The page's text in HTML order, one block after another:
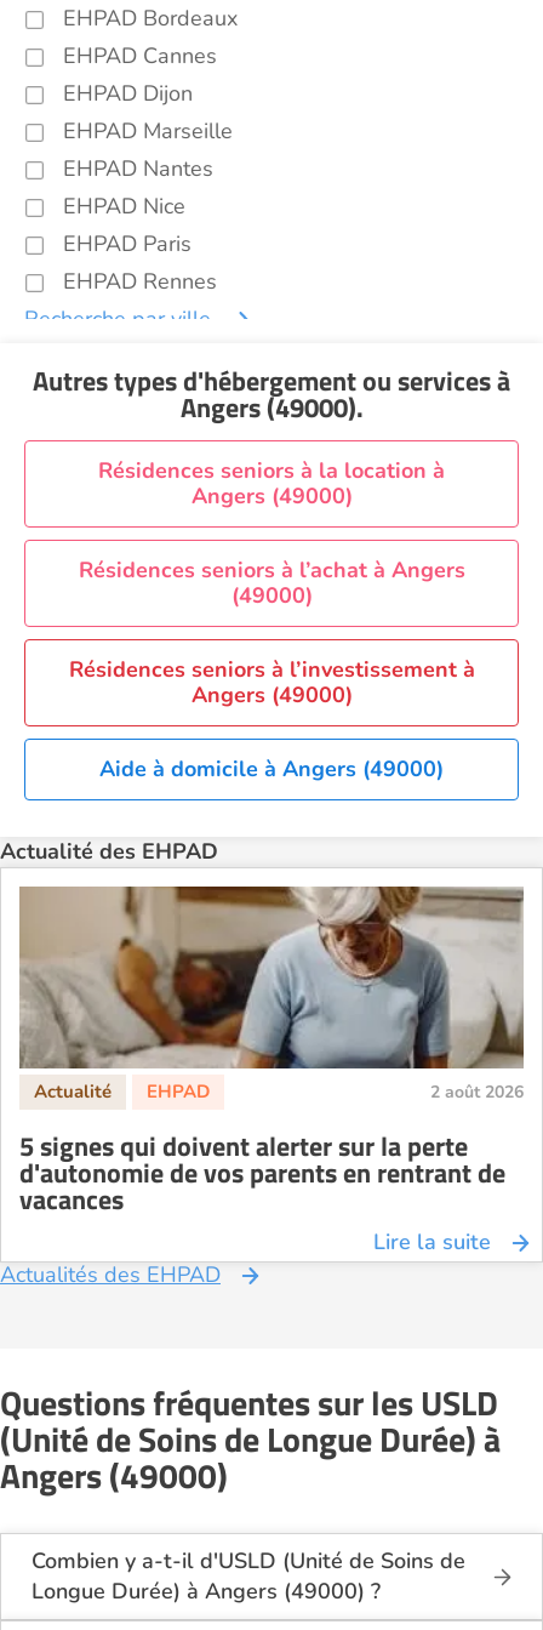
EHPAD Bordeaux
EHPAD Cannes
EHPAD Dijon
EHPAD Marseille
EHPAD Nantes
EHPAD Nice
EHPAD Paris
EHPAD Rennes
Recherche par ville
Autres types d'hébergement ou servicesà
Angers (49000).
Résidences seniors à la location à
Angers (49000)
Résidences seniors à l’achat à Angers
(49000)
Résidences seniors à l’investissement à
Angers (49000)
Aide à domicile à Angers (49000)
Actualité des EHPAD
2 août 2026
5 signes qui doivent alerter sur la perte
d'autonomie de vos parents en rentrant de
vacances
Lire la suite
Actualités des EHPAD
Questions fréquentes sur les USLD
(Unité de Soins de Longue Durée) à
Angers (49000)
Combien y a-t-il d'USLD (Unité de Soins de
Longue Durée) à Angers (49000) ?
Sur le site Logement-seniors.com, on recense